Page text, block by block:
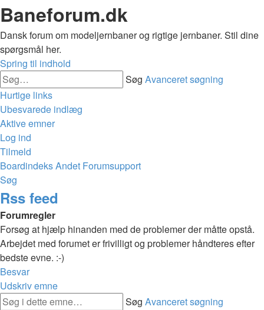
Baneforum.dk
Dansk forum om modeljernbaner og rigtige jernbaner. Stil dine
spørgsmål her.
Spring til indhold
Søg Avanceret søgning
Hurtige links
Ubesvarede indlæg
Aktive emner
Log ind
Tilmeld
BoardindeksAndet Forumsupport
Søg
Rss feed
Forumregler
Forsøg at hjælp hinanden med de problemer der måtte opstå.
Arbejdet med forumet er frivilligt og problemer håndteres efter
bedste evne. :-)
Besvar
Udskriv emne
Søg Avanceret søgning